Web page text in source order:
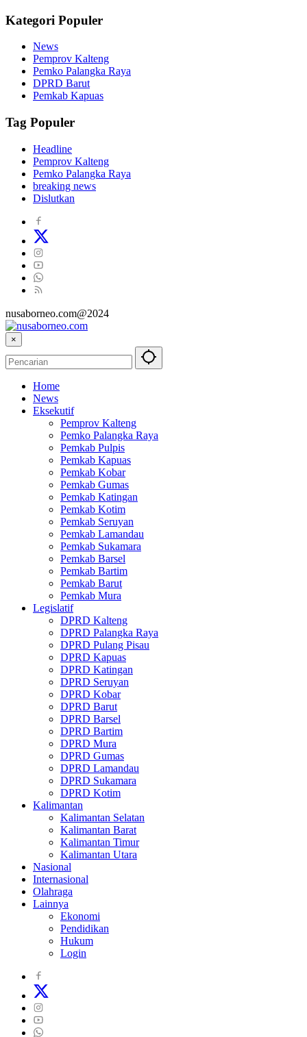
Kategori Populer
News
Pemprov Kalteng
Pemko Palangka Raya
DPRD Barut
Pemkab Kapuas
Tag Populer
Headline
Pemprov Kalteng
Pemko Palangka Raya
breaking news
Dislutkan
nusaborneo.com@2024
×
Home
News
Eksekutif
Pemprov Kalteng
Pemko Palangka Raya
Pemkab Pulpis
Pemkab Kapuas
Pemkab Kobar
Pemkab Gumas
Pemkab Katingan
Pemkab Kotim
Pemkab Seruyan
Pemkab Lamandau
Pemkab Sukamara
Pemkab Barsel
Pemkab Bartim
Pemkab Barut
Pemkab Mura
Legislatif
DPRD Kalteng
DPRD Palangka Raya
DPRD Pulang Pisau
DPRD Kapuas
DPRD Katingan
DPRD Seruyan
DPRD Kobar
DPRD Barut
DPRD Barsel
DPRD Bartim
DPRD Mura
DPRD Gumas
DPRD Lamandau
DPRD Sukamara
DPRD Kotim
Kalimantan
Kalimantan Selatan
Kalimantan Barat
Kalimantan Timur
Kalimantan Utara
Nasional
Internasional
Olahraga
Lainnya
Ekonomi
Pendidikan
Hukum
Login